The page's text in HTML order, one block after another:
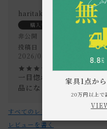
・本製品は天然素材を使用
目が異なります。 天然素材
さい。
・お使いのPC画面等や光の
際の商品とで色の見え方が
ください。
haritaka
購入者
非公開
投稿日
2026/06/30
一目惚れしてすぐに購入
品になりますが、大事に
すべてのレビューを見る
レビューを書く
家具1点か
20万円以上で